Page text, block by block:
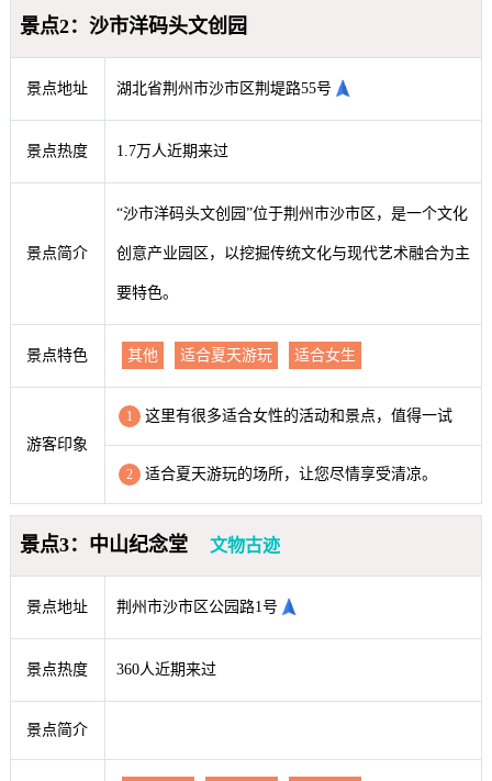
景点2：沙市洋码头文创园
景点地址 湖北省荆州市沙市区荆堤路55号
景点热度 1.7万人近期来过
景点简介
“沙市洋码头文创园”位于荆州市沙市区，是一个文化
创意产业园区，以挖掘传统文化与现代艺术融合为主
要特色。
景点特色 其他 适合夏天游玩 适合女生
游客印象
1 这里有很多适合女性的活动和景点，值得一试
2 适合夏天游玩的场所，让您尽情享受清凉。
景点3：中山纪念堂 文物古迹
景点地址 荆州市沙市区公园路1号
景点热度 360人近期来过
景点简介